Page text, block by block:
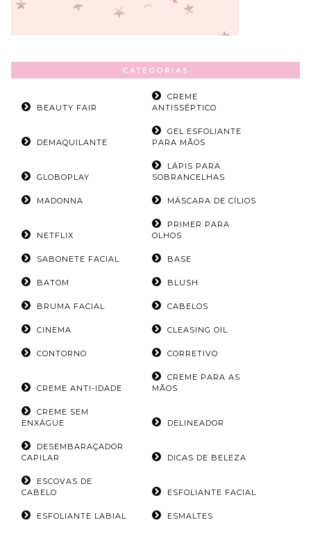
CATEGORIAS
BEAUTY FAIR
CREME
ANTISSÉPTICO
DEMAQUILANTE
GEL ESFOLIANTE
PARA MÃOS
GLOBOPLAY
LÁPIS PARA
SOBRANCELHAS
MADONNA MÁSCARA DE CÍLIOS
NETFLIX
PRIMER PARA
OLHOS
SABONETE FACIAL BASE
BATOM BLUSH
BRUMA FACIAL CABELOS
CINEMA CLEASING OIL
CONTORNO CORRETIVO
CREME ANTI-IDADE
CREME PARA AS
MÃOS
CREME SEM
ENXÁGUE
DELINEADOR
DESEMBARAÇADOR
CAPILAR
DICAS DE BELEZA
ESCOVAS DE
CABELO
ESFOLIANTE FACIAL
ESFOLIANTE LABIAL ESMALTES